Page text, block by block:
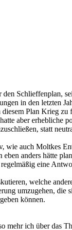
Schlieffenplan,
in den letzten
Plan Krieg zu
aber
statt
wie auch Moltkes
anders hätte
eine
welche
umzugehen,
können.
mehr ich über das